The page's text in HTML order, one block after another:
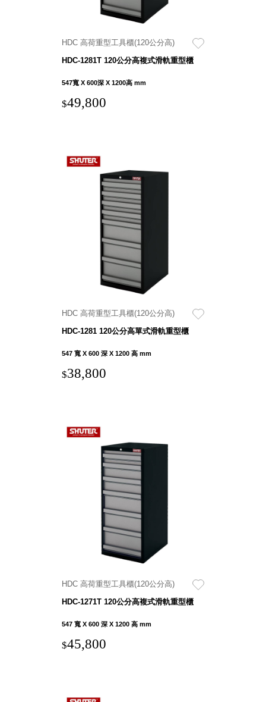
SH 文
件車．
SH 展
示架．
書架
塊盒
L連環
盒
HB 桌
上文具
盒
CS系
列
DCGH
防潮箱
的桌上
收納
碼鎖櫃
系列
SB鈕
扣格盒
DU-2S
雙開拉
架
Select 生活
選物
日本 BISQUE
HDC 高荷重型工具櫃(120公分高)
HDC-1281T 120公分高複式滑軌重型櫃
547寬 X 600深 X 1200高 mm
$49,800
HDC 高荷重型工具櫃(120公分高)
HDC-1281 120公分高單式滑軌重型櫃
547 寬 X 600 深 X 1200 高 mm
$38,800
HDC 高荷重型工具櫃(120公分高)
HDC-1271T 120公分高複式滑軌重型櫃
547 寬 X 600 深 X 1200 高 mm
$45,800